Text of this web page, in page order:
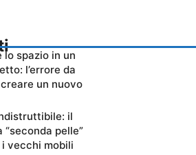
spazio in un
l’errore da
un nuovo
il
pelle”
vecchi mobili